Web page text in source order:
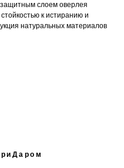
слоем оверлея
к истиранию и
натуральных материалов